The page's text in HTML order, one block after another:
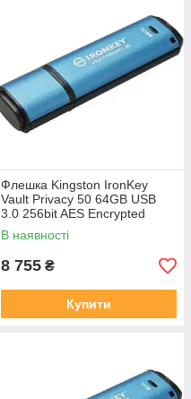
Флешка Kingston IronKey
Vault Privacy 50 64GB USB
3.0 256bit AES Encrypted
(IKVP5064GB)
В наявності
8 755 ₴
Купити